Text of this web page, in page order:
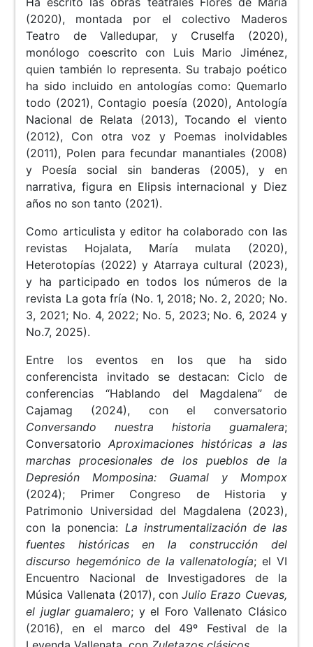
(2020), montada por el colectivo Maderos
Teatro de Valledupar, y Cruselfa (2020),
monólogo coescrito con Luis Mario Jiménez,
quien también lo representa. Su trabajo poético
ha sido incluido en antologías como: Quemarlo
todo (2021), Contagio poesía (2020), Antología
Nacional de Relata (2013), Tocando el viento
(2012), Con otra voz y Poemas inolvidables
(2011), Polen para fecundar manantiales (2008)
y Poesía social sin banderas (2005), y en
narrativa, figura en Elipsis internacional y Diez
años no son tanto (2021).
Como articulista y editor ha colaborado con las
revistas Hojalata, María mulata (2020),
Heterotopías (2022) y Atarraya cultural (2023),
y ha participado en todos los números de la
revista La gota fría (No. 1, 2018; No. 2, 2020; No.
3, 2021; No. 4, 2022; No. 5, 2023; No. 6, 2024 y
No.7, 2025).
Entre los eventos en los que ha sido
conferencista invitado se destacan: Ciclo de
conferencias “Hablando del Magdalena” de
Cajamag (2024), con el conversatorio
Conversando nuestra historia guamalera;
ConversatorioAproximaciones históricas a las
marchas procesionales de los pueblos de la
Depresión Momposina: Guamal y Mompox
(2024); Primer Congreso de Historia y
Patrimonio Universidad del Magdalena (2023),
con la ponencia: La instrumentalización de las
fuentes históricas en la construcción del
discurso hegemónico de la vallenatología; el VI
Encuentro Nacional de Investigadores de la
Música Vallenata (2017), conJulio Erazo Cuevas,
el juglar guamalero; y el Foro Vallenato Clásico
(2016), en el marco del 49º Festival de la